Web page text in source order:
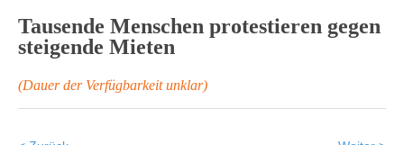
Tausende Menschen protestieren gegen
steigende Mieten
(Dauer der Verfügbarkeit unklar)